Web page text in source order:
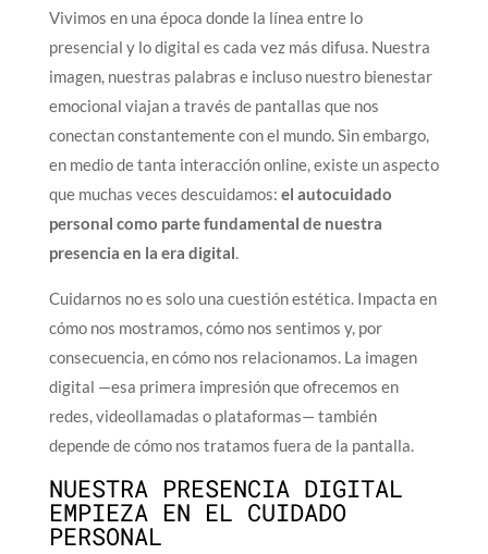
Vivimos en una época donde la línea entre lo
presencial y lo digital es cada vez más difusa. Nuestra
imagen, nuestras palabras e incluso nuestro bienestar
emocional viajan a través de pantallas que nos
conectan constantemente con el mundo. Sin embargo,
en medio de tanta interacción online, existe un aspecto
que muchas veces descuidamos: el autocuidado
personal como parte fundamental de nuestra
presencia en la era digital.
Cuidarnos no es solo una cuestión estética. Impacta en
cómo nos mostramos, cómo nos sentimos y, por
consecuencia, en cómo nos relacionamos. La imagen
digital —esa primera impresión que ofrecemos en
redes, videollamadas o plataformas— también
depende de cómo nos tratamos fuera de la pantalla.
NUESTRA PRESENCIA DIGITAL
EMPIEZA EN EL CUIDADO
PERSONAL